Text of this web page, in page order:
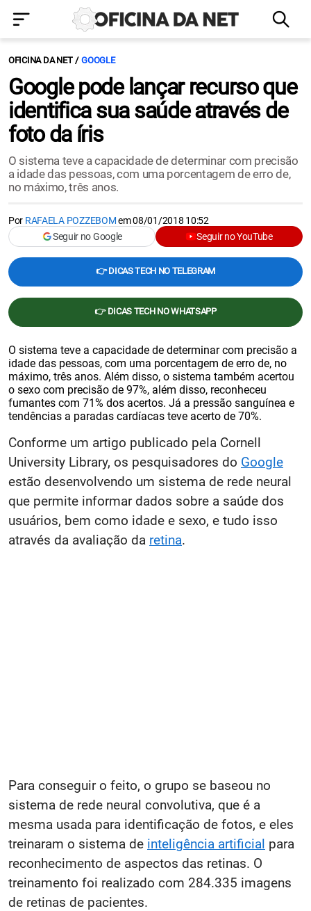
OFICINA DA NET GOOGLE
Google pode lançar recurso que
identifica sua saúde através de
foto da íris
O sistema teve a capacidade de determinar com precisão
a idade das pessoas, com uma porcentagem de erro de,
no máximo, três anos.
Por RAFAELA POZZEBOMem08/01/2018 10:52
Seguir no Google
Seguir no YouTube
👉 DICAS TECH NO TELEGRAM
👉 DICAS TECH NO WHATSAPP
Conforme um artigo publicado pela Cornell
University Library, os pesquisadores do Google
estão desenvolvendo um sistema de rede neural
que permite informar dados sobre a saúde dos
usuários, bem como idade e sexo, e tudo isso
através da avaliação da retina.
Para conseguir o feito, o grupo se baseou no
sistema de rede neural convolutiva, que é a
mesma usada para identificação de fotos, e eles
treinaram o sistema de inteligência artificial para
reconhecimento de aspectos das retinas. O
treinamento foi realizado com 284.335 imagens
de retinas de pacientes.
O sistema teve a capacidade de determinar com precisão a
idade das pessoas, com uma porcentagem de erro de, no
máximo, três anos. Além disso, o sistema também acertou
o sexo com precisão de 97%, além disso, reconheceu
fumantes com 71% dos acertos. Já a pressão sanguínea e
tendências a paradas cardíacas teve acerto de 70%.